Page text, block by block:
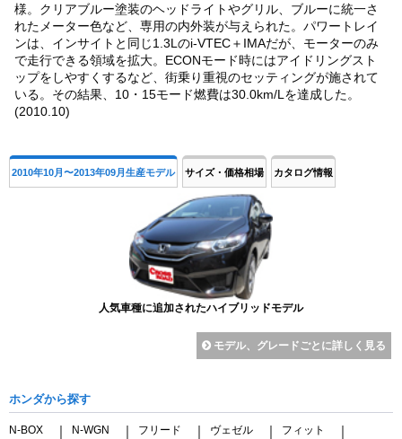
様。クリアブルー塗装のヘッドライトやグリル、ブルーに統一さ
れたメーター色など、専用の内外装が与えられた。パワートレイ
ンは、インサイトと同じ1.3Lのi-VTEC＋IMAだが、モーターのみ
で走行できる領域を拡大。ECONモード時にはアイドリングスト
ップをしやすくするなど、街乗り重視のセッティングが施されて
いる。その結果、10・15モード燃費は30.0km/Lを達成した。
(2010.10)
2010年10月〜2013年09月生産モデル サイズ・価格相場 カタログ情報
人気車種に追加されたハイブリッドモデル
モデル、グレードごとに詳しく見る
ホンダから探す
N-BOX N-WGN フリード ヴェゼル フィット